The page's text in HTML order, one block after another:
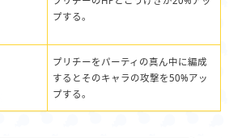
プする。
プリチーをパーティの真ん中に編成
するとそのキャラの攻撃を50%アッ
プする。